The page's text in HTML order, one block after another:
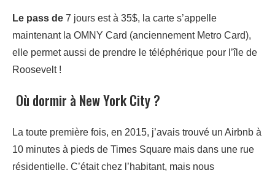
Le pass de 7 jours est à 35$, la carte s’appelle
maintenant la OMNY Card (anciennement Metro Card),
elle permet aussi de prendre le téléphérique pour l’île de
Roosevelt !
Où dormir à New York City ?
La toute première fois, en 2015, j’avais trouvé un Airbnb à
10 minutes à pieds de Times Square mais dans une rue
résidentielle. C’était chez l’habitant, mais nous